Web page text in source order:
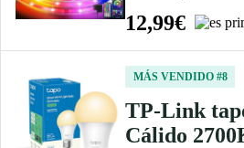
12,99€
MÁS VENDIDO #8
TP-Link
Cálido